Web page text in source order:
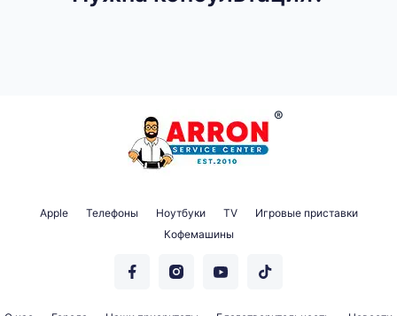
Apple Телефоны Ноутбуки TV
Игровые приставки
Кофемашины